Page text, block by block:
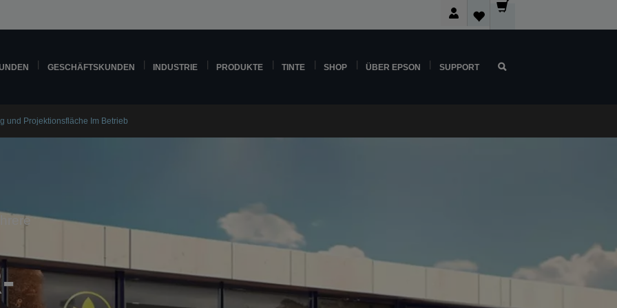
GESCHÄFTSKUNDEN INDUSTRIE PRODUKTE TINTE SHOP ÜBER EPSON SUPPORT
und Projektionsfläche Im Betrieb